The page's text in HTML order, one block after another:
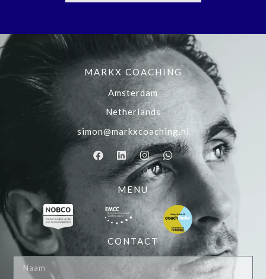
MARKX COACHING
Amsterdam
Netherlands
simon@markxcoaching.nl
MENU
CONTACT